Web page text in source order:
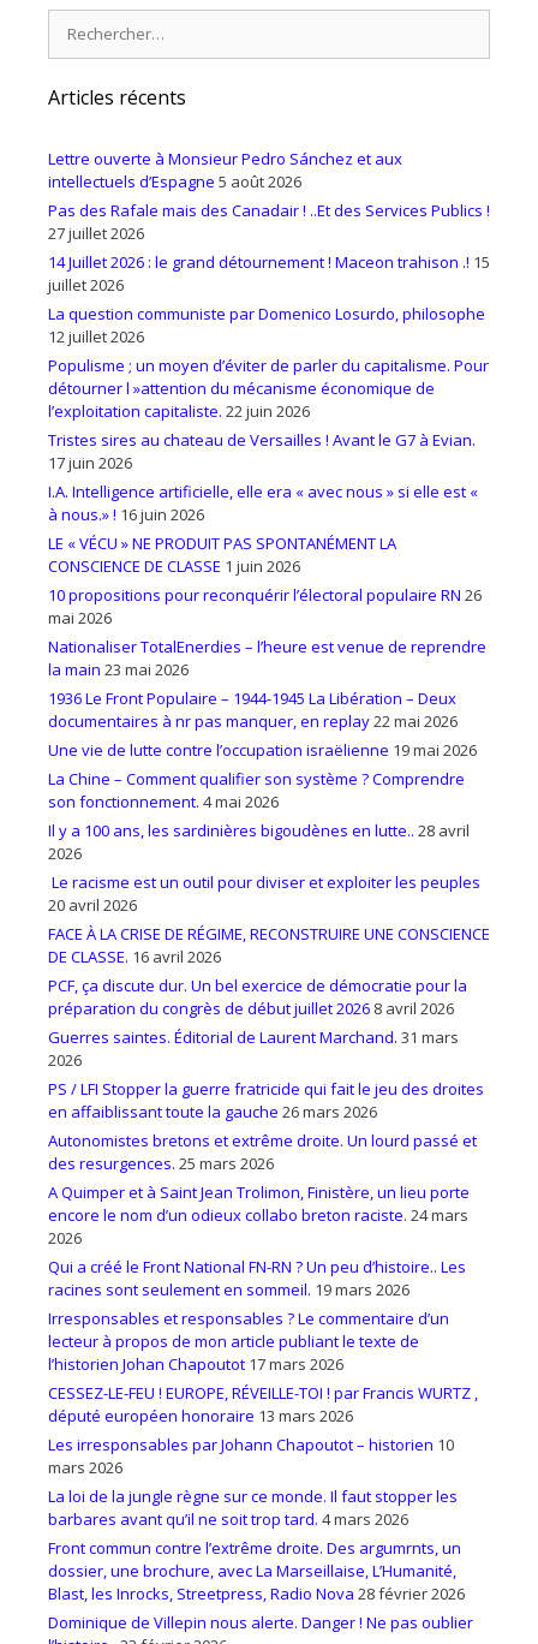
Articles récents
Lettre ouverte à Monsieur Pedro Sánchez et aux
intellectuels d’Espagne 5 août 2026
Pas des Rafale mais des Canadair ! ..Et des Services Publics !
27 juillet 2026
14 Juillet 2026 : le grand détournement ! Maceon trahison .! 15
juillet 2026
La question communiste par Domenico Losurdo, philosophe
12 juillet 2026
Populisme ; un moyen d’éviter de parler du capitalisme. Pour
détourner l »attention du mécanisme économique de
l’exploitation capitaliste. 22 juin 2026
Tristes sires au chateau de Versailles ! Avant le G7 à Evian.
17 juin 2026
I.A. Intelligence artificielle, elle era « avec nous » si elle est «
à nous.» ! 16 juin 2026
LE « VÉCU » NE PRODUIT PAS SPONTANÉMENT LA
CONSCIENCE DE CLASSE 1 juin 2026
10 propositions pour reconquérir l’électoral populaire RN 26
mai 2026
Nationaliser TotalEnerdies – l’heure est venue de reprendre
la main 23 mai 2026
1936 Le Front Populaire – 1944-1945 La Libération – Deux
documentaires à nr pas manquer, en replay22 mai 2026
Une vie de lutte contre l’occupation israëlienne 19 mai 2026
La Chine – Comment qualifier son système ? Comprendre
son fonctionnement. 4 mai 2026
Il y a 100 ans, les sardinières bigoudènes en lutte.. 28 avril
2026
Le racisme est un outil pour diviser et exploiter les peuples
20 avril 2026
FACE À LA CRISE DE RÉGIME, RECONSTRUIRE UNE CONSCIENCE
DE CLASSE. 16 avril 2026
PCF, ça discute dur. Un bel exercice de démocratie pour la
préparation du congrès de début juillet 2026 8 avril 2026
Guerres saintes. Éditorial de Laurent Marchand. 31 mars
2026
PS / LFI Stopper la guerre fratricide qui fait le jeu des droites
en affaiblissant toute la gauche 26 mars 2026
Autonomistes bretons et extrême droite. Un lourd passé et
des resurgences. 25 mars 2026
A Quimper et à Saint Jean Trolimon, Finistère, un lieu porte
encore le nom d’un odieux collabo breton raciste. 24 mars
2026
Qui a créé le Front National FN-RN ? Un peu d’histoire.. Les
racines sont seulement en sommeil. 19 mars 2026
Irresponsables et responsables ? Le commentaire d’un
lecteur à propos de mon article publiant le texte de
l’historien Johan Chapoutot 17 mars 2026
CESSEZ-LE-FEU ! EUROPE, RÉVEILLE-TOI ! par Francis WURTZ ,
député européen honoraire 13 mars 2026
Les irresponsables par Johann Chapoutot – historien 10
mars 2026
La loi de la jungle règne sur ce monde. Il faut stopper les
barbares avant qu’il ne soit trop tard. 4 mars 2026
Front commun contre l’extrême droite. Des argumrnts, un
dossier, une brochure, avec La Marseillaise, L’Humanité,
Blast, les Inrocks, Streetpress, Radio Nova 28 février 2026
Dominique de Villepin nous alerte. Danger ! Ne pas oublier